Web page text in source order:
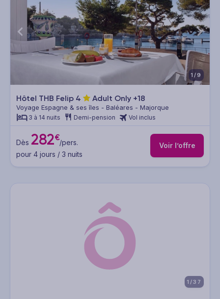
1/9
Hôtel THB Felip 4 Adult Only +18
Voyage Espagne & ses îles - Baléares - Majorque
3 à 14 nuits Demi-pension Vol inclus
Dès 282€/pers.
pour 4 jours / 3 nuits
Voir l’offre
1/37